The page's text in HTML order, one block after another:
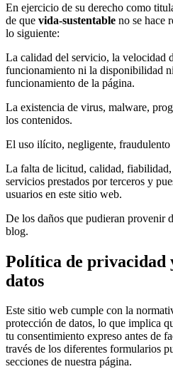
En ejercicio de su derecho como
de que vida-sustentable no se hace
lo siguiente:
La calidad del servicio, la velocidad
funcionamiento ni la disponibilidad
funcionamiento de la página.
La existencia de virus, malware,
los contenidos.
El uso ilícito, negligente,
La falta de licitud, calidad,
servicios prestados por terceros y
usuarios en este sitio web.
De los daños que pudieran provenir
blog.
Política de privacidad
datos
Este sitio web cumple con la
protección de datos, lo que implica
tu consentimiento expreso antes de
través de los diferentes formularios
secciones de nuestra página.